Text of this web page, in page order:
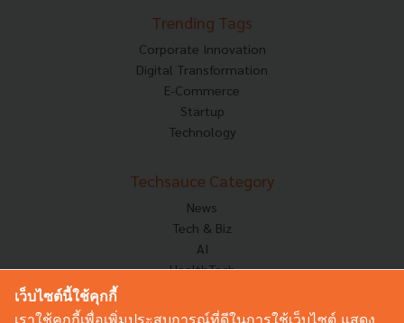
Trending Tags
Corporate Innovation
Digital Transformation
E-Commerce
Startup
Technology
Techsauce Category
News
Tech & Biz
AI
HealthTech
Corp Innov
เว็บไซต์นี้ใช้คุกกี้
เราใช้คุกกี้เพื่อเพิ่มประสบการณ์ที่ดีในการใช้เว็บไซต์ แสดง